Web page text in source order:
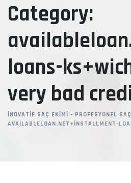
Category:
loans-
very bad
İNOVATIF SAÇ EKIMI - PROFESYONEL
AVAILABLELOAN.NET+INSTALLMENT-